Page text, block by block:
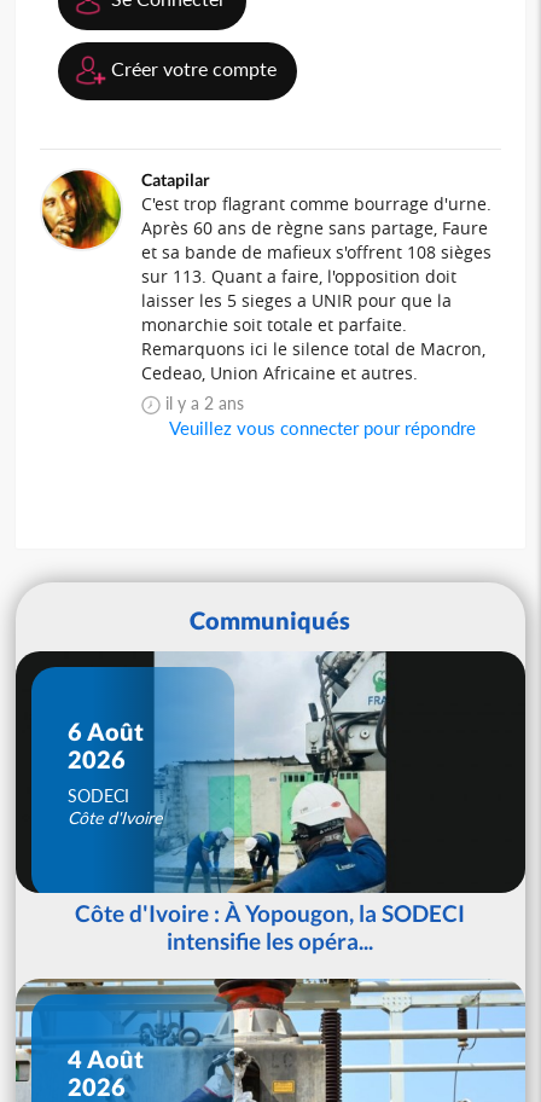
Créer votre compte
Catapilar
C'est trop flagrant comme bourrage d'urne.
Après 60 ans de règne sans partage, Faure
et sa bande de mafieux s'offrent 108 sièges
sur 113. Quant a faire, l'opposition doit
laisser les 5 sieges a UNIR pour que la
monarchie soit totale et parfaite.
Remarquons ici le silence total de Macron,
Cedeao, Union Africaine et autres.
il y a 2 ans
Veuillez vous connecter pour répondre
Communiqués
6 Août
2026
SODECI
Côte d'Ivoire
Côte d'Ivoire : À Yopougon, la SODECI
intensifie les opéra...
4 Août
2026